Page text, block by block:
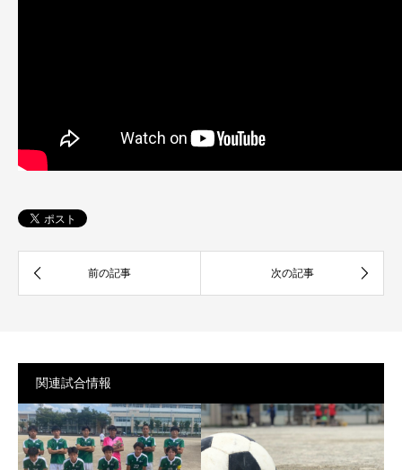
関連試合情報